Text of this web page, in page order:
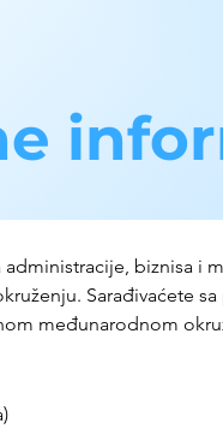
biznisa i
Sarađivaćete
međunarodnom